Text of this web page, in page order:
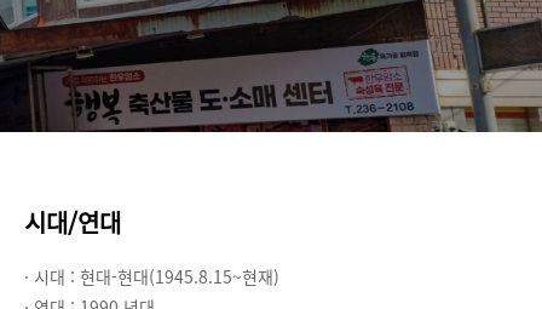
시대/연대
· 시대 : 현대-현대(1945.8.15~현재)